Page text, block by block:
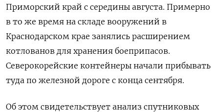
Приморский край с середины августа. Примерно
в то же время на складе вооружений в
Краснодарском крае занялись расширением
котлованов для хранения боеприпасов.
Северокорейские контейнеры начали прибывать
туда по железной дороге с конца сентября.
Об этом свидетельствует анализ спутниковых